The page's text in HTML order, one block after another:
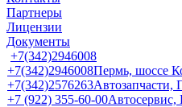
Партнеры
Лицензии
Документы
+7(342)2946008
+7(342)2946008Пермь, шоссе
+7(342)2576263Автозапчасти,
+7 (922) 355-60-00Автосервис,